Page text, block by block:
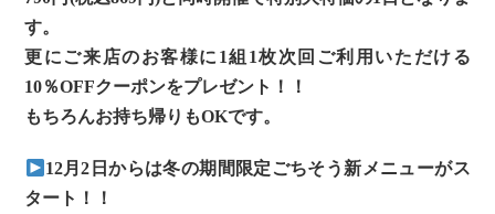
す。
更にご来店のお客様に1組1枚次回ご利用いただける
10％OFFクーポンをプレゼント！！
もちろんお持ち帰りもOKです。
12月2日からは冬の期間限定ごちそう新メニューがス
タート！！